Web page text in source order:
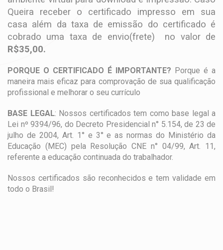
Queira receber o certificado impresso em sua
casa além da taxa de emissão do certificado é
cobrado uma taxa de envio(frete) no valor de
R$35,00.
PORQUE O CERTIFICADO É IMPORTANTE? Porque é a
maneira mais eficaz para comprovação de sua qualificação
profissional e melhorar o seu currículo
BASE LEGAL: Nossos certificados tem como base legal a
Lei nº 9394/96, do Decreto Presidencial n° 5.154, de 23 de
julho de 2004, Art. 1° e 3° e as normas do Ministério da
Educação (MEC) pela Resolução CNE n° 04/99, Art. 11,
referente a educação continuada do trabalhador.
Nossos certificados são reconhecidos e tem validade em
todo o Brasil!